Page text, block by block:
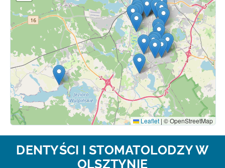
Leaflet | © OpenStreetMap
DENTYŚCI I STOMATOLODZY W
OLSZTYNIE